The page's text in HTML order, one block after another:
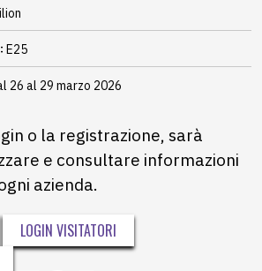
E25
26 al 29 marzo 2026
o la registrazione, sarà
e consultare informazioni
azienda.
LOGIN VISITATORI